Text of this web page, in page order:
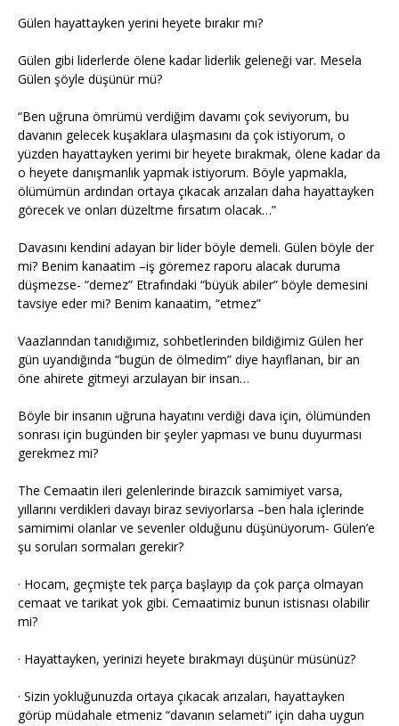
Gülen hayattayken yerini heyete bırakır mı?
Gülen gibi liderlerde ölene kadar liderlik geleneği var. Mesela
Gülen şöyle düşünür mü?
“Ben uğruna ömrümü verdiğim davamı çok seviyorum, bu
davanın gelecek kuşaklara ulaşmasını da çok istiyorum, o
yüzden hayattayken yerimi bir heyete bırakmak, ölene kadar da
o heyete danışmanlık yapmak istiyorum. Böyle yapmakla,
ölümümün ardından ortaya çıkacak arızaları daha hayattayken
görecek ve onları düzeltme fırsatım olacak…”
Davasını kendini adayan bir lider böyle demeli. Gülen böyle der
mi? Benim kanaatim –iş göremez raporu alacak duruma
düşmezse- “demez” Etrafındaki “büyük abiler” böyle demesini
tavsiye eder mi? Benim kanaatim, “etmez”
Vaazlarından tanıdığımız, sohbetlerinden bildiğimiz Gülen her
gün uyandığında “bugün de ölmedim” diye hayıflanan, bir an
öne ahirete gitmeyi arzulayan bir insan…
Böyle bir insanın uğruna hayatını verdiği dava için, ölümünden
sonrası için bugünden bir şeyler yapması ve bunu duyurması
gerekmez mi?
The Cemaatin ileri gelenlerinde birazcık samimiyet varsa,
yıllarını verdikleri davayı biraz seviyorlarsa –ben hala içlerinde
samimimi olanlar ve sevenler olduğunu düşünüyorum- Gülen’e
şu soruları sormaları gerekir?
· Hocam, geçmişte tek parça başlayıp da çok parça olmayan
cemaat ve tarikat yok gibi. Cemaatimiz bunun istisnası olabilir
mi?
· Hayattayken, yerinizi heyete bırakmayı düşünür müsünüz?
· Sizin yokluğunuzda ortaya çıkacak arızaları, hayattayken
görüp müdahale etmeniz “davanın selameti” için daha uygun